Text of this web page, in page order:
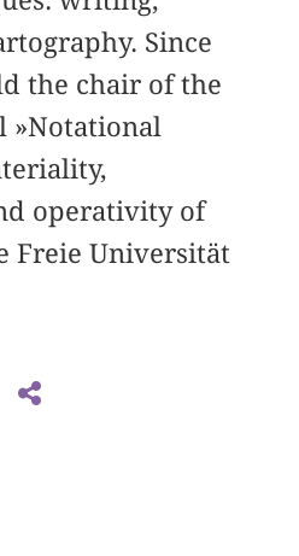
Since
the chair of the
»Notational
operativity of
Freie Universität